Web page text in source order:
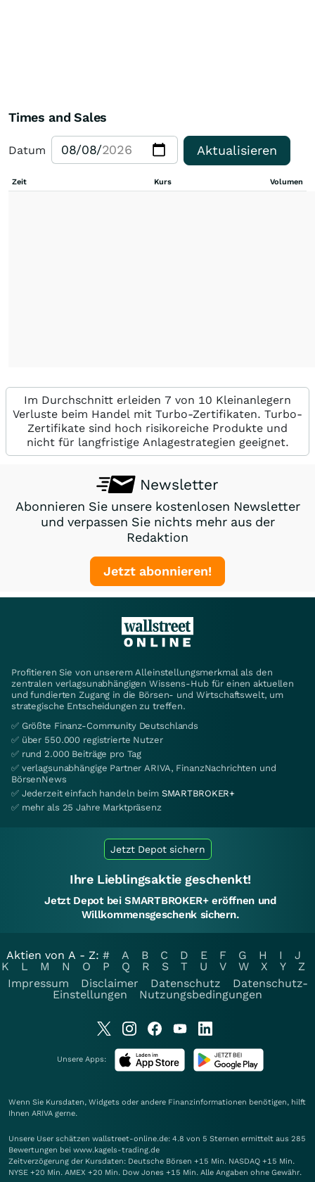
Times and Sales
Datum Aktualisieren
Zeit Kurs Volumen
Im Durchschnitt erleiden 7 von 10 Kleinanlegern
Verluste beim Handel mit Turbo-Zertifikaten. Turbo-
Zertifikate sind hoch risikoreiche Produkte und
nicht für langfristige Anlagestrategien geeignet.
Newsletter
Abonnieren Sie unsere kostenlosen Newsletter
und verpassen Sie nichts mehr aus der
Redaktion
Jetzt abonnieren!
Profitieren Sie von unserem Alleinstellungsmerkmal als den
zentralen verlagsunabhängigen Wissens-Hub für einen aktuellen
und fundierten Zugang in die Börsen- und Wirtschaftswelt, um
strategische Entscheidungen zu treffen.
✅ Größte Finanz-Community Deutschlands
✅ über 550.000 registrierte Nutzer
✅ rund 2.000 Beiträge pro Tag
✅ verlagsunabhängige Partner ARIVA, FinanzNachrichten und
BörsenNews
✅ Jederzeit einfach handeln beim SMARTBROKER+
✅ mehr als 25 Jahre Marktpräsenz
Jetzt Depot sichern
Ihre Lieblingsaktie geschenkt!
Jetzt Depot bei SMARTBROKER+ eröffnen und
Willkommensgeschenk sichern.
Aktien von A - Z: # A B C D E F G H I
J
K
L M N O P Q R S T U V W X Y
Z
Impressum
Disclaimer Datenschutz
Datenschutz-
Einstellungen
Nutzungsbedingungen
Unsere Apps:
Wenn Sie Kursdaten, Widgets oder andere Finanzinformationen benötigen, hilft
Ihnen ARIVA gerne.
Unsere User schätzen wallstreet-online.de: 4.8 von 5 Sternen ermittelt aus 285
Bewertungen bei www.kagels-trading.de
Zeitverzögerung der Kursdaten: Deutsche Börsen +15 Min. NASDAQ +15 Min.
NYSE +20 Min. AMEX +20 Min. Dow Jones +15 Min. Alle Angaben ohne Gewähr.